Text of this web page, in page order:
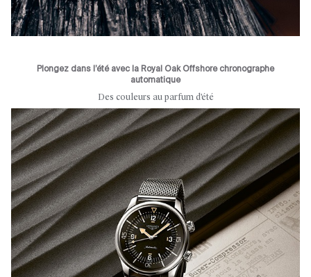
Plongez dans l’été avec la Royal Oak Offshore chronographe
automatique
Des couleurs au parfum d'été